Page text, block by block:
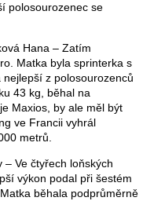
polosourozenec se
Hana – Zatím
Matka byla sprinterka s
z polosourozenců
43 kg, běhal na
Maxios, by ale měl být
ve Francii vyhrál
metrů.
– Ve čtyřech loňských
výkon podal při šestém
běhala podprůměrně